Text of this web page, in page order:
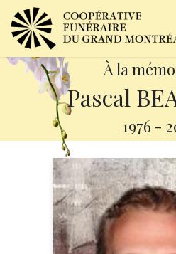
À la
Pascal
1976 -